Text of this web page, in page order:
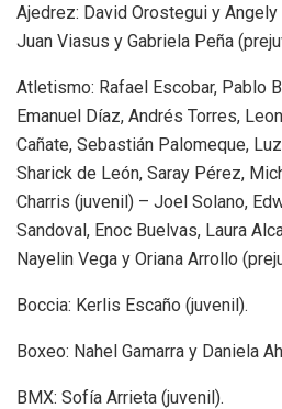
Ajedrez: David Orostegui y
Juan Viasus y Gabriela Peña
Atletismo: Rafael Escobar, Pablo
Emanuel Díaz, Andrés Torres,
Cañate, Sebastián Palomeque,
Sharick de León, Saray Pérez,
Charris (juvenil) – Joel Solano,
Sandoval, Enoc Buelvas, Laura
Nayelin Vega y Oriana Arrollo
Boccia: Kerlis Escaño (juvenil).
Boxeo: Nahel Gamarra y Daniela
BMX: Sofía Arrieta (juvenil).